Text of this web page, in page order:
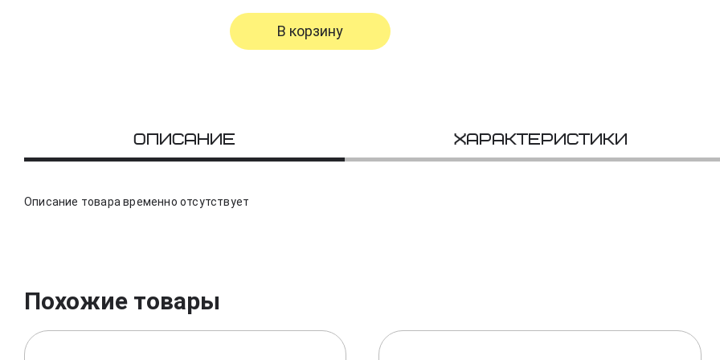
В корзину
Описание Характеристики
Описание товара временно отсутствует
Похожие товары